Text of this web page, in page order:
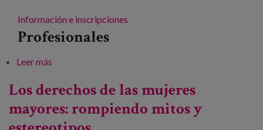
Información e inscripciones
Profesionales
Leer más
Los derechos de las mujeres
mayores: rompiendo mitos y